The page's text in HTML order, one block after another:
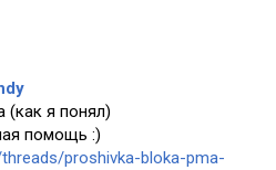
(как я понял)
помощь :)
proshivka-bloka-pma-